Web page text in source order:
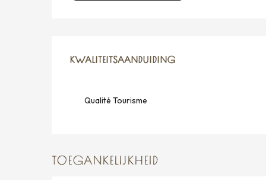
DIENSTVERLENING
KWALITEITSAANDUIDING
KWALITEITSAANDUIDING
Qualité Tourisme
TOEGANKELIJKHEID